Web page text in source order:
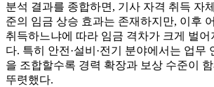
분석 결과를 종합하면, 기사 자격 취득 자
준의 임금 상승 효과는 존재하지만, 이후
취득하느냐에 따라 임금 격차가 크게 벌어
다. 특히 안전·설비·전기 분야에서는 업무
을 조합할수록 경력 확장과 보상 수준이
뚜렷했다.